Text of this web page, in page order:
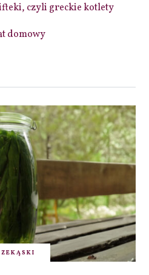
czyli greckie kotlety
domowy